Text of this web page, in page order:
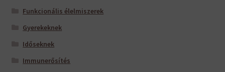
Funkcionális élelmiszerek
Gyerekeknek
Időseknek
Immunerősítés